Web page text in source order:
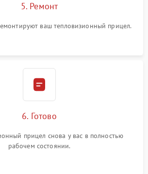
5. Ремонт
ваш тепловизионный прицел.
6. Готово
прицел снова у вас в полностью
рабочем состоянии.